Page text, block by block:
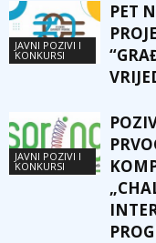
JAVNI POZIVI I
KONKURSI
PET
JAVNI POZIVI I
KONKURSI